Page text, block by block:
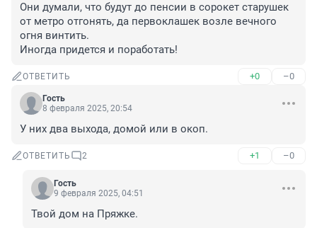
Они думали, что будут до пенсии в сорокет старушек
от метро отгонять, да первоклашек возле вечного
огня винтить.
Иногда придется и поработать!
ОТВЕТИТЬ +0 –0
Гость
8 февраля 2025, 20:54
У них два выхода, домой или в окоп.
ОТВЕТИТЬ 2 +1 –0
Гость
9 февраля 2025, 04:51
Твой дом на Пряжке.